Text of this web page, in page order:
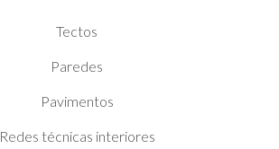
Tectos
Paredes
Pavimentos
Redes técnicas interiores